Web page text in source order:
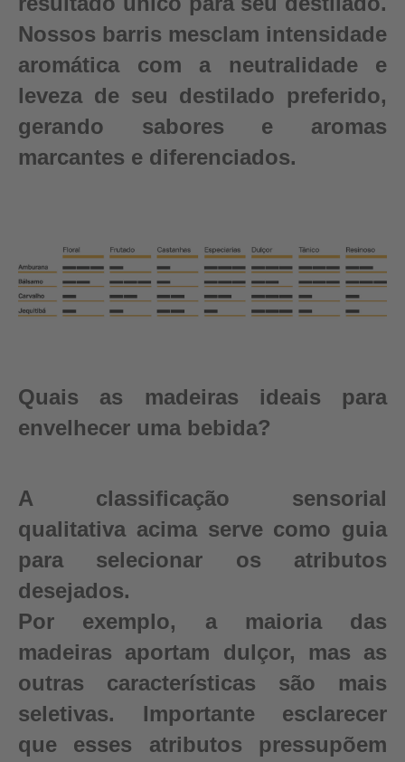
Nossos barris mesclam intensidade
aromática com a neutralidade e
leveza de seu destilado preferido,
gerando sabores e aromas
marcantes e diferenciados.
Quais as madeiras ideais para
envelhecer uma bebida?
A classificação sensorial
qualitativa acima serve como guia
para selecionar os atributos
desejados.
Por exemplo, a maioria das
madeiras aportam dulçor, mas as
outras características são mais
seletivas. Importante esclarecer
que esses atributos pressupõem